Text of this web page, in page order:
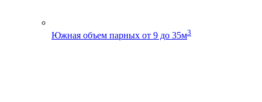
Южная объем парных от 9 до 35м3